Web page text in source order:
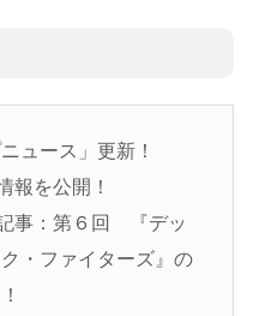
ュース」更新！
報を公開！
事：第６回 『デッ
・ファイターズ』の